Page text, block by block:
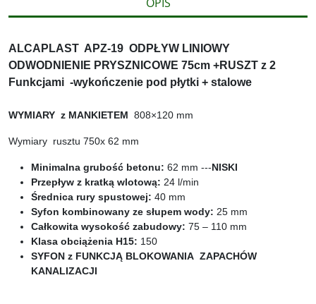
ALCAPLAST APZ-19 ODPŁYW LINIOWY
ODWODNIENIE PRYSZNICOWE 75cm +RUSZT z 2
Funkcjami -wykończenie pod płytki + stalowe
WYMIARY z MANKIETEM 808×120 mm
Wymiary rusztu 750x 62 mm
Minimalna grubość betonu: 62 mm ---NISKI
Przepływ z kratką wlotową: 24 l/min
Średnica rury spustowej: 40 mm
Syfon kombinowany ze słupem wody: 25 mm
Całkowita wysokość zabudowy: 75 – 110 mm
Klasa obciążenia H15: 150
SYFON z FUNKCJĄ BLOKOWANIA ZAPACHÓW
KANALIZACJI